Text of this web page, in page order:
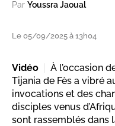
Par Youssra Jaoual
Le 05/09/2025 à 13h04
Vidéo
À l’occasion
Tijania de Fès a vibré
invocations et des
disciples venus
sont rassemblés dans